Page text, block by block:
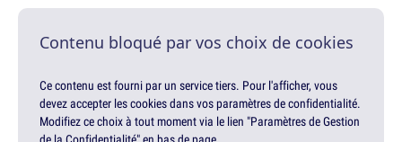
Contenu bloqué par vos choix de cookies
Ce contenu est fourni par un service tiers. Pour l'afficher, vous
devez accepter les cookies dans vos paramètres de confidentialité.
Modifiez ce choix à tout moment via le lien "Paramètres de Gestion